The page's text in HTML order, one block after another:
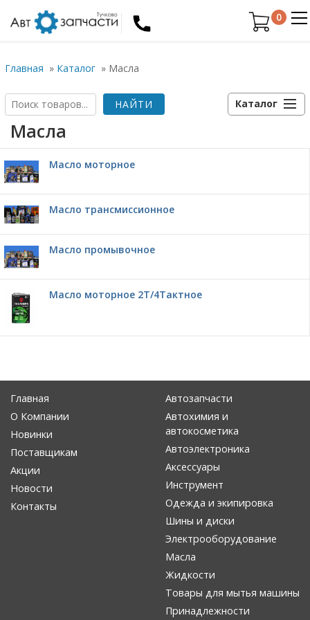
0
Главная » Каталог » Масла
Каталог
Масла
Масло моторное
Масло трансмиссионное
Масло промывочное
Масло моторное 2Т/4Тактное
Главная
О Компании
Новинки
Поставщикам
Акции
Новости
Контакты
Автозапчасти
Автохимия и
автокосметика
Автоэлектроника
Аксессуары
Инструмент
Одежда и экипировка
Шины и диски
Электрооборудование
Масла
Жидкости
Товары для мытья машины
Принадлежности